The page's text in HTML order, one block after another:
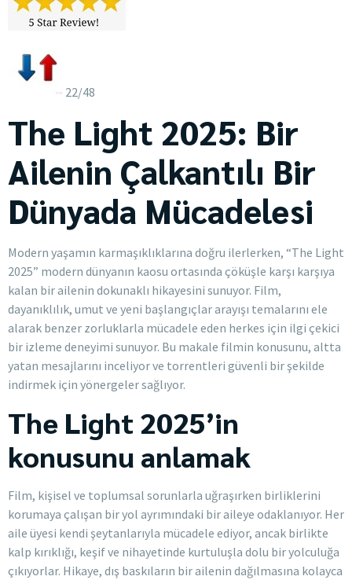
22/48
The Light 2025: Bir
Ailenin Çalkantılı Bir
Dünyada Mücadelesi
Modern yaşamın karmaşıklıklarına doğru ilerlerken, “The Light
2025” modern dünyanın kaosu ortasında çöküşle karşı karşıya
kalan bir ailenin dokunaklı hikayesini sunuyor. Film,
dayanıklılık, umut ve yeni başlangıçlar arayışı temalarını ele
alarak benzer zorluklarla mücadele eden herkes için ilgi çekici
bir izleme deneyimi sunuyor. Bu makale filmin konusunu, altta
yatan mesajlarını inceliyor ve torrentleri güvenli bir şekilde
indirmek için yönergeler sağlıyor.
The Light 2025’in
konusunu anlamak
Film, kişisel ve toplumsal sorunlarla uğraşırken birliklerini
korumaya çalışan bir yol ayrımındaki bir aileye odaklanıyor. Her
aile üyesi kendi şeytanlarıyla mücadele ediyor, ancak birlikte
kalp kırıklığı, keşif ve nihayetinde kurtuluşla dolu bir yolculuğa
çıkıyorlar. Hikaye, dış baskıların bir ailenin dağılmasına kolayca